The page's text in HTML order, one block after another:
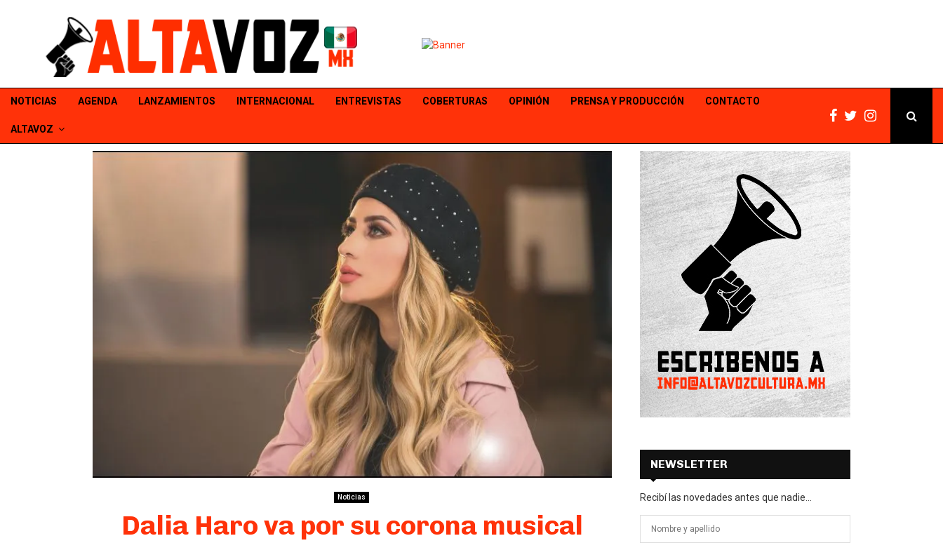
NOTICIAS AGENDA LANZAMIENTOS INTERNACIONAL ENTREVISTAS COBERTURAS OPINIÓN PRENSA Y PRODUCCIÓN CONTACTO
ALTAVOZ
Noticias
Dalia Haro va por su corona musical
NEWSLETTER
Recibí las novedades antes que nadie...